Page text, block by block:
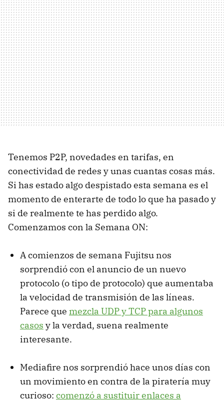
Tenemos P2P, novedades en tarifas, en
conectividad de redes y unas cuantas cosas más.
Si has estado algo despistado esta semana es el
momento de enterarte de todo lo que ha pasado y
si de realmente te has perdido algo.
Comenzamos con la Semana ON:
A comienzos de semana Fujitsu nos
sorprendió con el anuncio de un nuevo
protocolo (o tipo de protocolo) que aumentaba
la velocidad de transmisión de las líneas.
Parece que mezcla UDP y TCP para algunos
casos y la verdad, suena realmente
interesante.
Mediafire nos sorprendió hace unos días con
un movimiento en contra de la piratería muy
curioso: comenzó a sustituir enlaces a